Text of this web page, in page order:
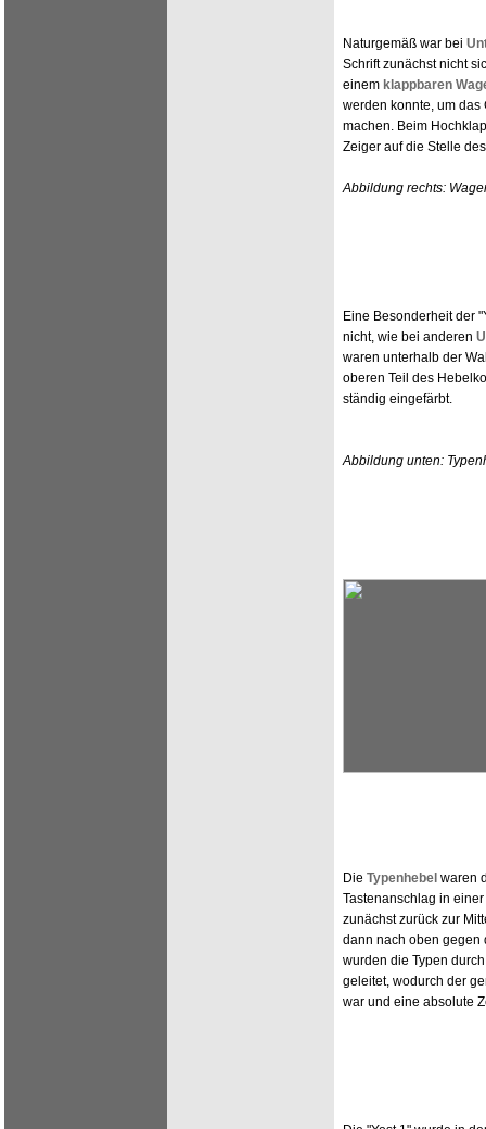
Naturgemäß war bei
Schrift zunächst nicht
einem klappbaren
werden konnte, um
machen. Beim
Zeiger auf die Stelle
Abbildung rechts:
Eine Besonderheit der
nicht, wie bei anderen
waren unterhalb der
oberen Teil des
ständig eingefärbt.
Abbildung unten:
Die Typenhebel waren
Tastenanschlag in
zunächst zurück zur
dann nach oben gegen
wurden die Typen
geleitet, wodurch der
war und eine absolute